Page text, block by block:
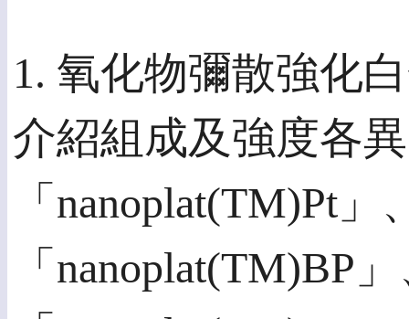
1. 氧化物彌散強化
介紹組成及強度各
「nanoplat(TM)Pt
「nanoplat(TM)BP